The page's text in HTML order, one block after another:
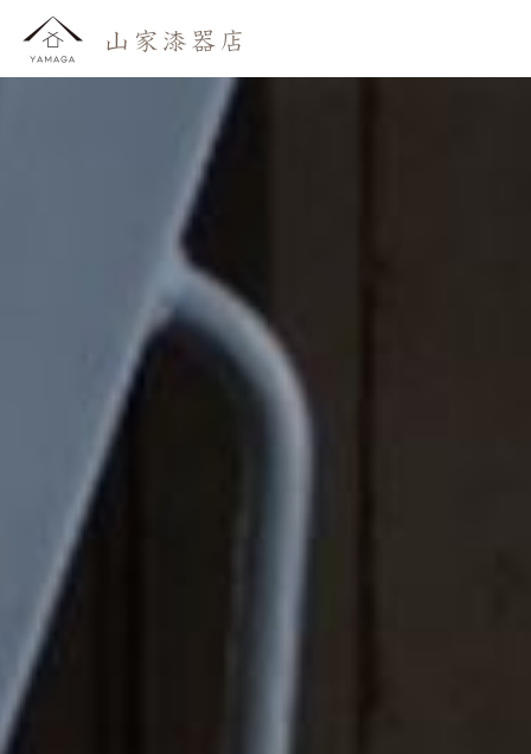
おしらせ
わたしたち
かいもの
よみもの